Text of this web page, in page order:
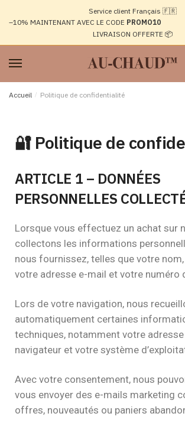
Service client Français 🇫🇷
–10% MAINTENANT AVEC LE CODE PROMO10
LIVRAISON OFFERTE 📦
Accueil / Politique de confidentialité
🔐 Politique de
ARTICLE 1 – DONNÉES
PERSONNELLES
Lorsque vous effectuez un achat sur
collectons les informations
nous fournissez, telles que votre
votre adresse e-mail et votre numéro
Lors de votre navigation, nous
automatiquement certaines
techniques, notamment votre adresse
navigateur et votre système
Avec votre consentement, nous
vous envoyer des e-mails marketing
offres, nouveautés ou paniers